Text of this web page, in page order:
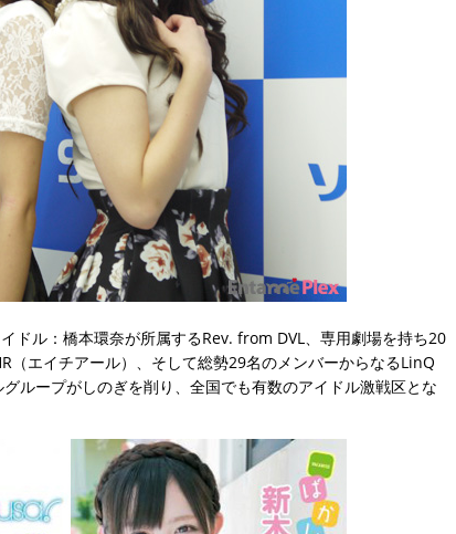
ドル：橋本環奈が所属するRev. from DVL、専用劇場を持ち20
（エイチアール）、そして総勢29名のメンバーからなるLinQ
ループがしのぎを削り、全国でも有数のアイドル激戦区とな